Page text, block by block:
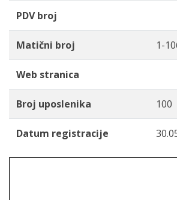
PDV broj
Matični broj 1-
Web stranica
Broj uposlenika 100
Datum registracije